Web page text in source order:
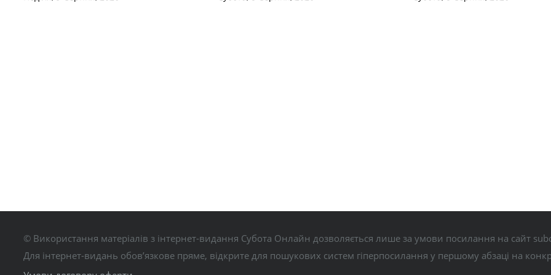
© Використання матеріалів з інтернет-видання Субота Онлайн дозволяється лише за умови посилання на сайт
Для інтернет-видань обов’язкове пряме, відкрите для пошукових систем гіперпосилання у першому абзаці на